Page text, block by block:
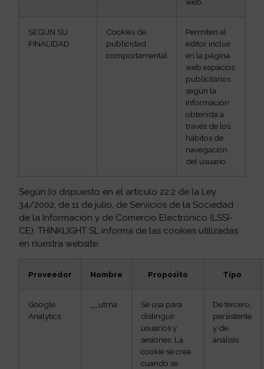
web.
SEGÚN SU
FINALIDAD
Cookies de
publicidad
comportamental
Permiten al
editor incluir
en la página
web espacios
publicitarios
según la
información
obtenida a
través de los
hábitos de
navegación
del usuario.
Según lo dispuesto en el artículo 22.2 de la Ley
34/2002, de 11 de julio, de Servicios de la Sociedad
de la Información y de Comercio Electrónico (LSSI-
CE), THINKLIGHT SL informa de las cookies utilizadas
en nuestra website:
Proveedor Nombre Propósito Tipo
Google
Analytics
__utma
Se usa para
distinguir
usuarios y
sesiones. La
cookie se crea
cuando se
De tercero,
persistente
y de
análisis